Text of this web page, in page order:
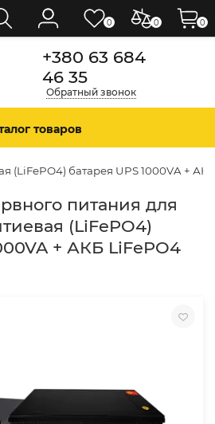
+380 63 684
46 35
Обратный звонок
товаров
(LiFePO4) батарея UPS 1000VA +
питания для
(LiFePO4)
+ АКБ LiFePO4
0 0 0